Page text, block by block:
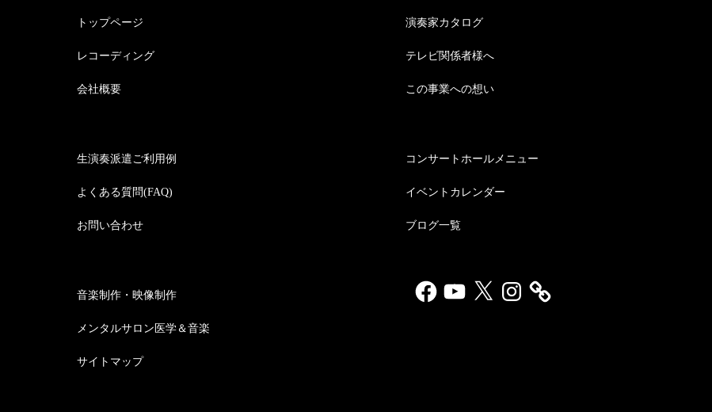
トップページ
レコーディング
会社概要
演奏家カタログ
テレビ関係者様へ
この事業への想い
生演奏派遣ご利用例
よくある質問(FAQ)
お問い合わせ
コンサートホールメニュー
イベントカレンダー
ブログ一覧
音楽制作・映像制作
メンタルサロン医学＆音楽
サイトマップ
FacebookYouTube
X Instagram